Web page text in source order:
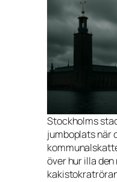
Stockholms
jumboplats när
över hur illa